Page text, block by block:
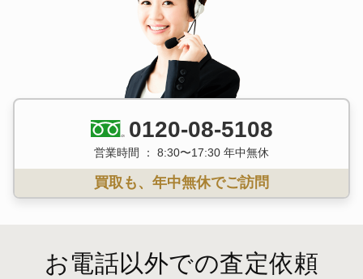
0120-08-5108
営業時間 ： 8:30〜17:30 年中無休
買取も、年中無休でご訪問
お電話以外での査定依頼